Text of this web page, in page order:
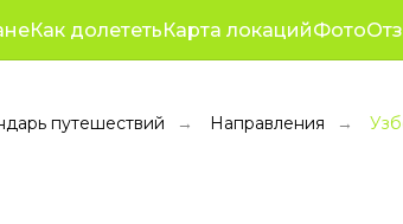
Корпоративные туры
Отзывы
О нас
Как долететьКарта локацийФото
путешествий → Направления →